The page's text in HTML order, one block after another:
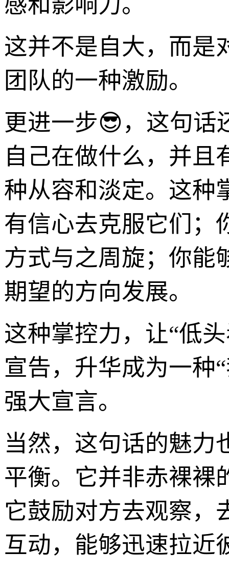
这并不是自大，而是
团队的一种激励。
更进一步😎，这句话
自己在做什么，并且
种从容和淡定。这种
有信心去克服它们；
方式与之周旋；你能
期望的方向发展。
这种掌控力，让“低
宣告，升华成为一种
强大宣言。
当然，这句话的魅力
平衡。它并非赤裸裸
它鼓励对方去观察，
互动，能够迅速拉近